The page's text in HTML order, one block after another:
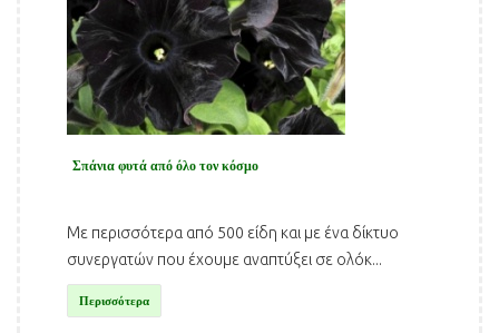
Σπάνια φυτά από όλο τον κόσμο
Με περισσότερα από 500 είδη και με ένα δίκτυο
συνεργατών που έχουμε αναπτύξει σε ολόκ...
Περισσότερα